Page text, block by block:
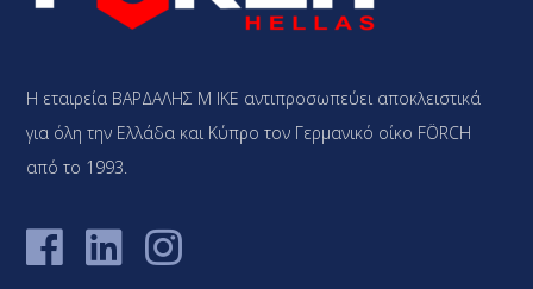
Η εταιρεία ΒΑΡΔΑΛΗΣ Μ ΙΚΕ αντιπροσωπεύει αποκλειστικά
για όλη την Ελλάδα και Κύπρο τον Γερμανικό οίκο FÖRCH
από το 1993.